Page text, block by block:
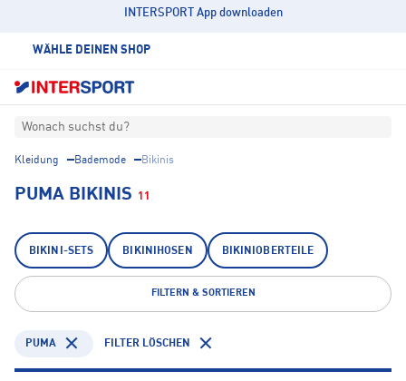
INTERSPORT App downloaden
WÄHLE DEINEN SHOP
Wonach suchst du?
Kleidung Bademode Bikinis
PUMA BIKINIS 11
BIKINI-SETS BIKINIHOSEN BIKINIOBERTEILE
FILTERN & SORTIEREN
PUMA FILTER LÖSCHEN